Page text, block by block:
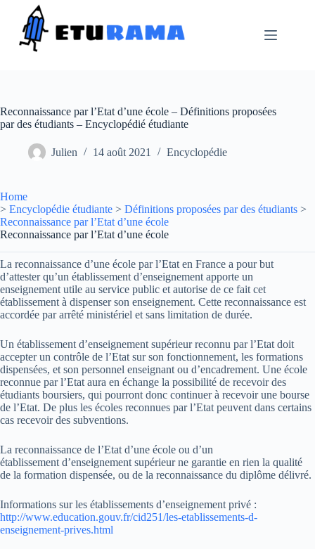
contenu
Reconnaissance par l’Etat d’une école – Définitions proposées
par des étudiants – Encyclopédié étudiante
Julien 14 août 2021 Encyclopédie
Home
> Encyclopédie étudiante > Définitions proposées par des étudiants >
Reconnaissance par l’Etat d’une école
Reconnaissance par l’Etat d’une école
La reconnaissance d’une école par l’Etat en France a pour but
d’attester qu’un établissement d’enseignement apporte un
enseignement utile au service public et autorise de ce fait cet
établissement à dispenser son enseignement. Cette reconnaissance est
accordée par arrêté ministériel et sans limitation de durée.
Un établissement d’enseignement supérieur reconnu par l’Etat doit
accepter un contrôle de l’Etat sur son fonctionnement, les formations
dispensées, et son personnel enseignant ou d’encadrement. Une école
reconnue par l’Etat aura en échange la possibilité de recevoir des
étudiants boursiers, qui pourront donc continuer à recevoir une bourse
de l’Etat. De plus les écoles reconnues par l’Etat peuvent dans certains
cas recevoir des subventions.
La reconnaissance de l’Etat d’une école ou d’un
établissement d’enseignement supérieur ne garantie en rien la qualité
de la formation dispensée, ou de la reconnaissance du diplôme délivré.
Informations sur les établissements d’enseignement privé :
http://www.education.gouv.fr/cid251/les-etablissements-d-
enseignement-prives.html